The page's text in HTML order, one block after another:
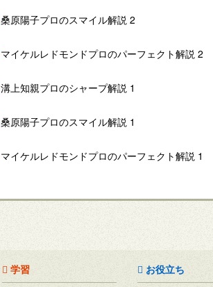
桑原陽子プロのスマイル解説 2
マイケルレドモンドプロのパーフェクト解説 2
溝上知親プロのシャープ解説 1
桑原陽子プロのスマイル解説 1
マイケルレドモンドプロのパーフェクト解説 1
学習
お役立ち